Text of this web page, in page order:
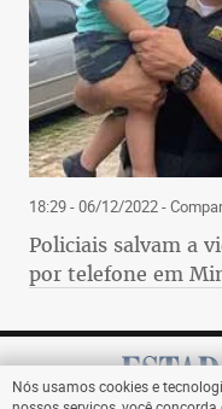
18:29 - 06/12/2022-
Policiais salvam a
por telefone em
Nós usamos cookies e